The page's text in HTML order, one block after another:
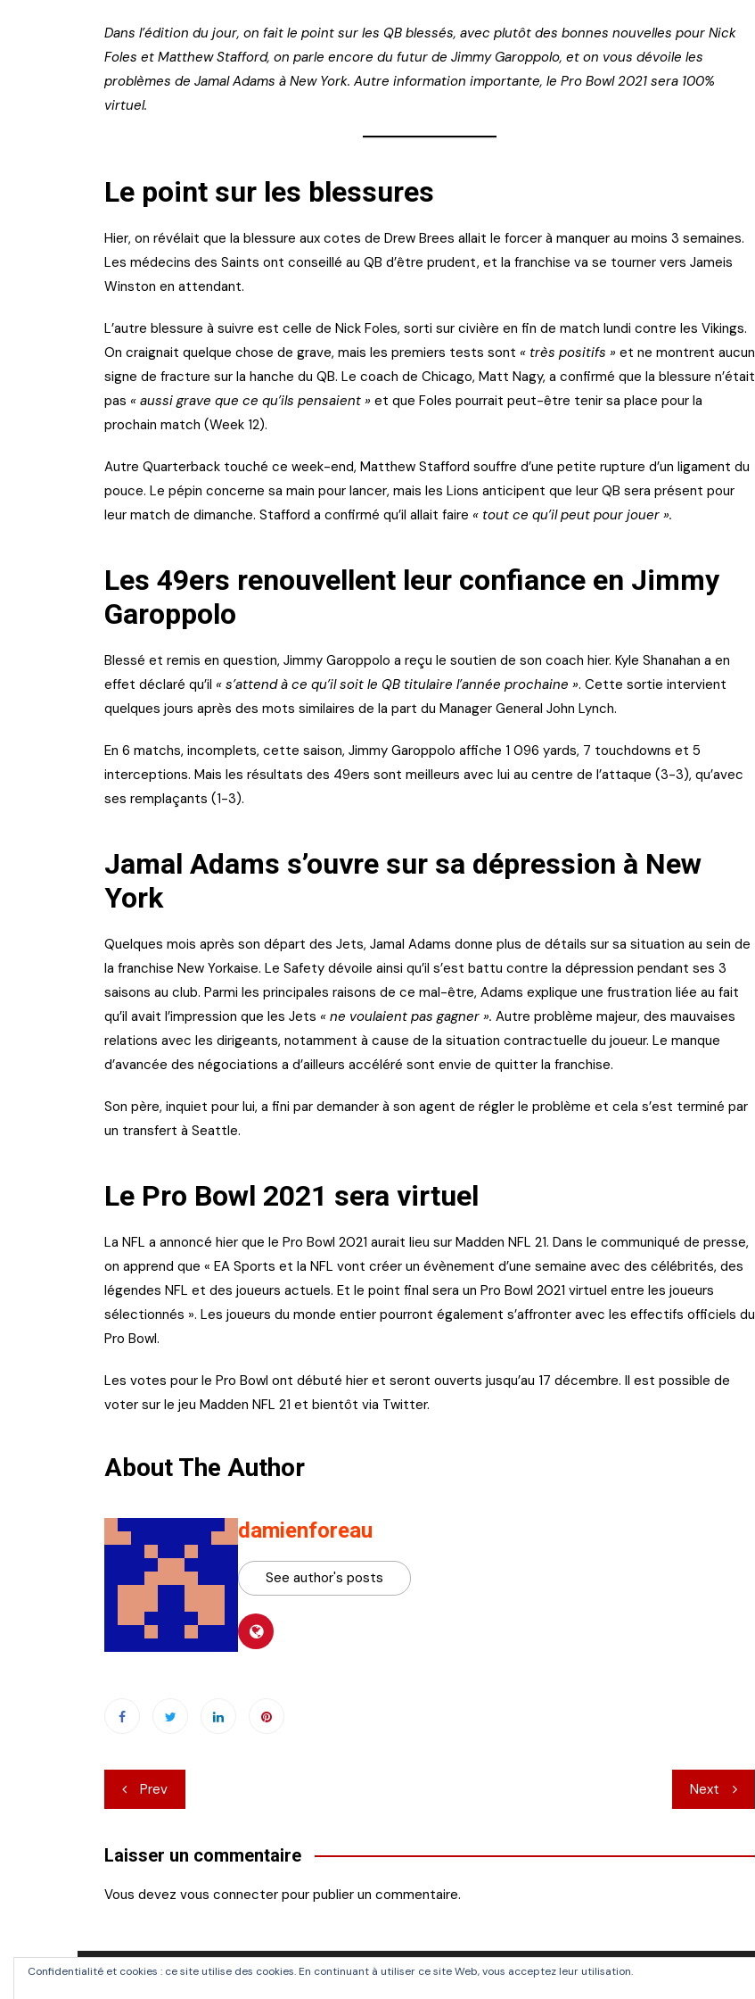
Dans l’édition du jour, on fait le point sur les QB blessés, avec plutôt des bonnes nouvelles pour Nick
Foles et Matthew Stafford, on parle encore du futur de Jimmy Garoppolo, et on vous dévoile les
problèmes de Jamal Adams à New York. Autre information importante, le Pro Bowl 2021 sera 100%
virtuel.
Le point sur les blessures
Hier, on révélait que la blessure aux cotes de Drew Brees allait le forcer à manquer au moins 3 semaines.
Les médecins des Saints ont conseillé au QB d’être prudent, et la franchise va se tourner vers Jameis
Winston en attendant.
L’autre blessure à suivre est celle de Nick Foles, sorti sur civière en fin de match lundi contre les Vikings.
On craignait quelque chose de grave, mais les premiers tests sont « très positifs » et ne montrent aucun
signe de fracture sur la hanche du QB. Le coach de Chicago, Matt Nagy, a confirmé que la blessure n’était
pas « aussi grave que ce qu’ils pensaient » et que Foles pourrait peut-être tenir sa place pour la
prochain match (Week 12).
Autre Quarterback touché ce week-end, Matthew Stafford souffre d’une petite rupture d’un ligament du
pouce. Le pépin concerne sa main pour lancer, mais les Lions anticipent que leur QB sera présent pour
leur match de dimanche. Stafford a confirmé qu’il allait faire « tout ce qu’il peut pour jouer ».
Les 49ers renouvellent leur confiance en Jimmy
Garoppolo
Blessé et remis en question, Jimmy Garoppolo a reçu le soutien de son coach hier. Kyle Shanahan a en
effet déclaré qu’il « s’attend à ce qu’il soit le QB titulaire l’année prochaine ». Cette sortie intervient
quelques jours après des mots similaires de la part du Manager General John Lynch.
En 6 matchs, incomplets, cette saison, Jimmy Garoppolo affiche 1 096 yards, 7 touchdowns et 5
interceptions. Mais les résultats des 49ers sont meilleurs avec lui au centre de l’attaque (3-3), qu’avec
ses remplaçants (1-3).
Jamal Adams s’ouvre sur sa dépression à New
York
Quelques mois après son départ des Jets, Jamal Adams donne plus de détails sur sa situation au sein de
la franchise New Yorkaise. Le Safety dévoile ainsi qu’il s’est battu contre la dépression pendant ses 3
saisons au club. Parmi les principales raisons de ce mal-être, Adams explique une frustration liée au fait
qu’il avait l’impression que les Jets « ne voulaient pas gagner ». Autre problème majeur, des mauvaises
relations avec les dirigeants, notamment à cause de la situation contractuelle du joueur. Le manque
d’avancée des négociations a d’ailleurs accéléré sont envie de quitter la franchise.
Son père, inquiet pour lui, a fini par demander à son agent de régler le problème et cela s’est terminé par
un transfert à Seattle.
Le Pro Bowl 2021 sera virtuel
La NFL a annoncé hier que le Pro Bowl 2021 aurait lieu sur Madden NFL 21. Dans le communiqué de presse,
on apprend que « EA Sports et la NFL vont créer un évènement d’une semaine avec des célébrités, des
légendes NFL et des joueurs actuels. Et le point final sera un Pro Bowl 2021 virtuel entre les joueurs
sélectionnés ». Les joueurs du monde entier pourront également s’affronter avec les effectifs officiels du
Pro Bowl.
Les votes pour le Pro Bowl ont débuté hier et seront ouverts jusqu’au 17 décembre. Il est possible de
voter sur le jeu Madden NFL 21 et bientôt via Twitter.
About The Author
damienforeau
See author's posts
Navigation
de
l’article
Prev Next
Laisser un commentaire
Vous devez vous connecter pour publier un commentaire.
Confidentialité et cookies : ce site utilise des cookies. En continuant à utiliser ce site Web, vous acceptez leur utilisation.